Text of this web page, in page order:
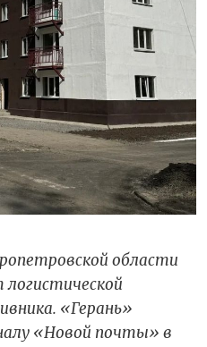
области
«Герань»
«Новой почты» в